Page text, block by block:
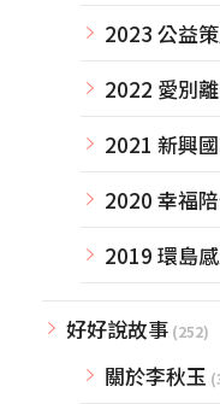
2023 公益
2022 愛別
2021 新興
2020 幸福
2019 環島
好好說故事 (252)
關於李秋玉